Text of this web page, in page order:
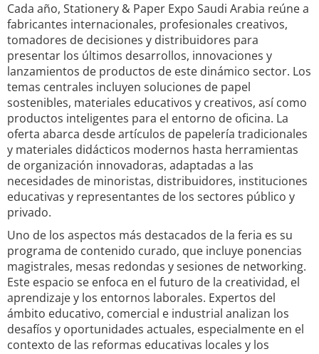
Cada año, Stationery & Paper Expo Saudi Arabia reúne a
fabricantes internacionales, profesionales creativos,
tomadores de decisiones y distribuidores para
presentar los últimos desarrollos, innovaciones y
lanzamientos de productos de este dinámico sector. Los
temas centrales incluyen soluciones de papel
sostenibles, materiales educativos y creativos, así como
productos inteligentes para el entorno de oficina. La
oferta abarca desde artículos de papelería tradicionales
y materiales didácticos modernos hasta herramientas
de organización innovadoras, adaptadas a las
necesidades de minoristas, distribuidores, instituciones
educativas y representantes de los sectores público y
privado.
Uno de los aspectos más destacados de la feria es su
programa de contenido curado, que incluye ponencias
magistrales, mesas redondas y sesiones de networking.
Este espacio se enfoca en el futuro de la creatividad, el
aprendizaje y los entornos laborales. Expertos del
ámbito educativo, comercial e industrial analizan los
desafíos y oportunidades actuales, especialmente en el
contexto de las reformas educativas locales y los